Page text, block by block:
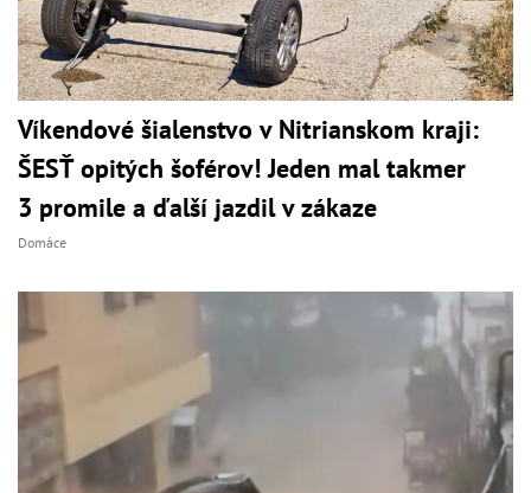
Víkendové šialenstvo v Nitrianskom kraji:
ŠESŤ opitých šoférov! Jeden mal takmer
3 promile a ďalší jazdil v zákaze
Domáce